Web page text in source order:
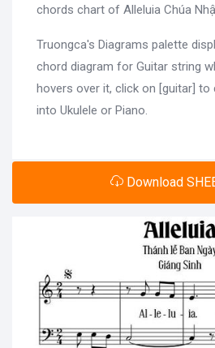
chords chart of Alleluia Chúa
Truongca's Diagrams palette
chord diagram for Guitar string
hovers over it, click on [guitar] to
into Ukulele or Piano.
Download